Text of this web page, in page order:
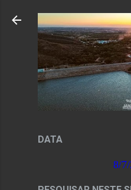
Pular para o
DATA
8/